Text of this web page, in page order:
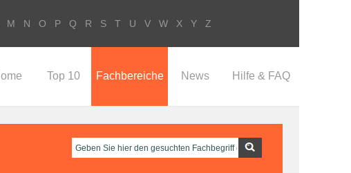
M N O P Q R S T U V W X Y Z
Top 10 Fachbereiche News Hilfe & FAQ